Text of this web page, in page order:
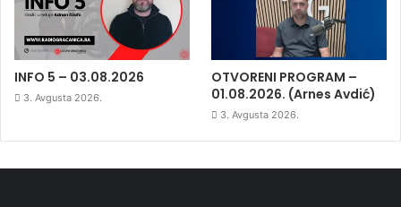
INFO 5 – 03.08.2026
3. Avgusta 2026.
OTVORENI PROGRAM –
01.08.2026. (Arnes Avdić)
3. Avgusta 2026.